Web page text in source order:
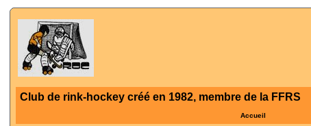
Club de rink-hockey créé en 1982, membre de la FFRS
Accueil